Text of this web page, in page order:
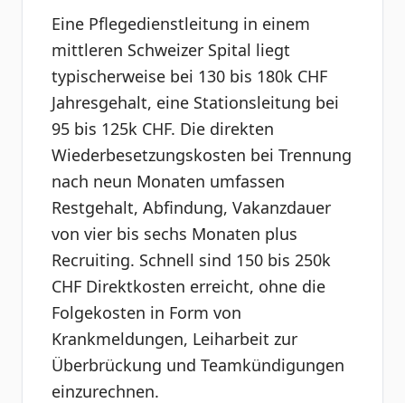
Eine Pflegedienstleitung in einem
mittleren Schweizer Spital liegt
typischerweise bei 130 bis 180k CHF
Jahresgehalt, eine Stationsleitung bei
95 bis 125k CHF. Die direkten
Wiederbesetzungskosten bei Trennung
nach neun Monaten umfassen
Restgehalt, Abfindung, Vakanzdauer
von vier bis sechs Monaten plus
Recruiting. Schnell sind 150 bis 250k
CHF Direktkosten erreicht, ohne die
Folgekosten in Form von
Krankmeldungen, Leiharbeit zur
Überbrückung und Teamkündigungen
einzurechnen.